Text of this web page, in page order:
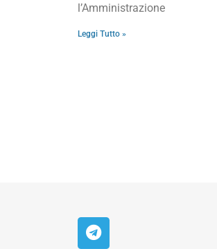
l’Amministrazione
Leggi Tutto »